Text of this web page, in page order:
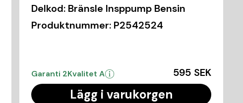
Delkod: Bränsle Insppump Bensin
Produktnummer: P2542524
Garanti 2Kvalitet A 595 SEK
Lägg i varukorgen